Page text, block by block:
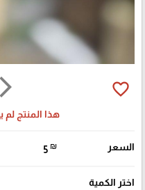
arrow_forward_ios favorite_border
هذا المنتج لم
السعر 5 ₪
اختر الكمية